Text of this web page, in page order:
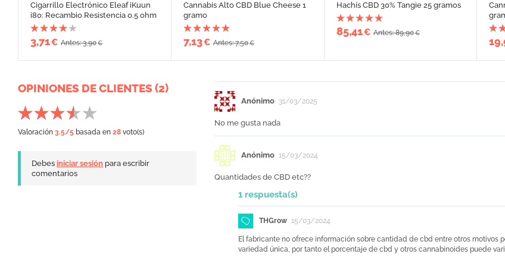
Cigarrillo Electrónico Eleaf iKuun
i80: Recambio Resistencia 0.5 ohm
3,71€ Antes: 3,90€
Cannabis Alto CBD Blue Cheese 1
gramo
7,13€ Antes: 7,50€
Hachís CBD 30% Tangie 25 gramos
85,41€ Antes: 89,90€
OPINIONES DE CLIENTES (2)
Valoración 3.5/5 basada en 28 voto(s)
Debes iniciar sesión para escribir
comentarios
Anónimo 31/03/2025
No me gusta nada
Anónimo 15/03/2024
Quantidades de CBD etc??
1 respuesta(s)
THGrow 15/03/2024
El fabricante no ofrece información sobre cantidad de cbd entre otros motivos
variedad única, por tanto el porcentaje de cbd y otros cannabinoides puede